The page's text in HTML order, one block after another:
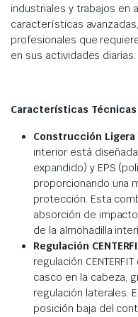
industriales y trabajos en
características
profesionales que
en sus actividades diarias.
Características
Construcción
interior está
expandido) y EPS
proporcionando una
protección. Esta
absorción de
de la almohadilla
Regulación
regulación
casco en la cabeza,
regulación laterales.
posición baja del